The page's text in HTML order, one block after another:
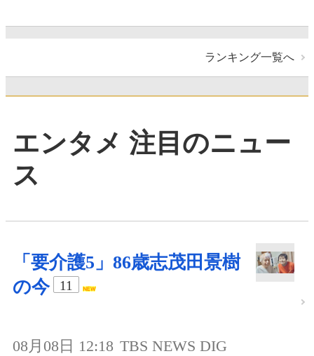
ランキング一覧へ
エンタメ 注目のニュー
ス
「要介護5」86歳志茂田景樹
の今
11
08月08日 12:18 TBS NEWS DIG